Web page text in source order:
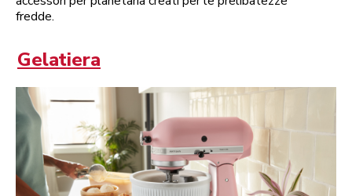
fredde.
Gelatiera